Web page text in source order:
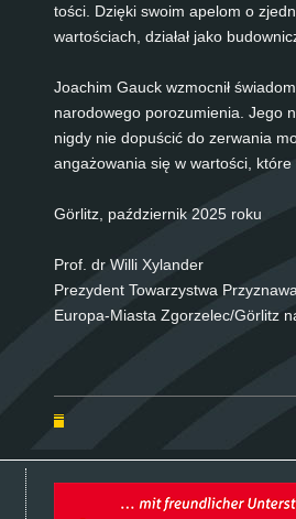
tości. Dzięki swoim ape­lom o
war­tościach, działał ja­ko
Joa­chim Gauck wz­moc­nił
nar­odo­we­go po­ro­zu­mi­e­nia. Jego
nigdy nie do­puścić do zer­wa­nia
an­gażowa­nia się w war­tości, które
Gör­litz, paździer­nik
Prof. dr Wil­li Xy­lan­der
Pre­zy­dent Towar­zystwa
Eu­ro­pa-Mias­ta Zgor­zelec/Gör­litz